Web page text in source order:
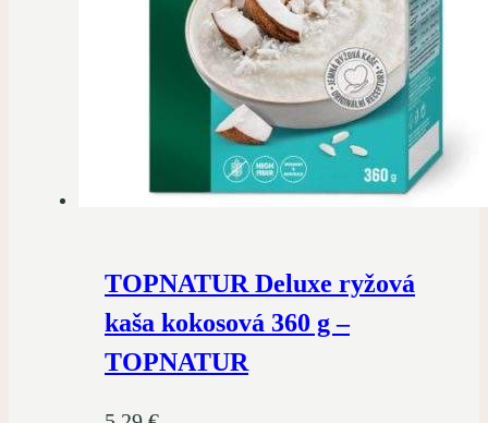
TOPNATUR Deluxe ryžová
kaša kokosová 360 g –
TOPNATUR